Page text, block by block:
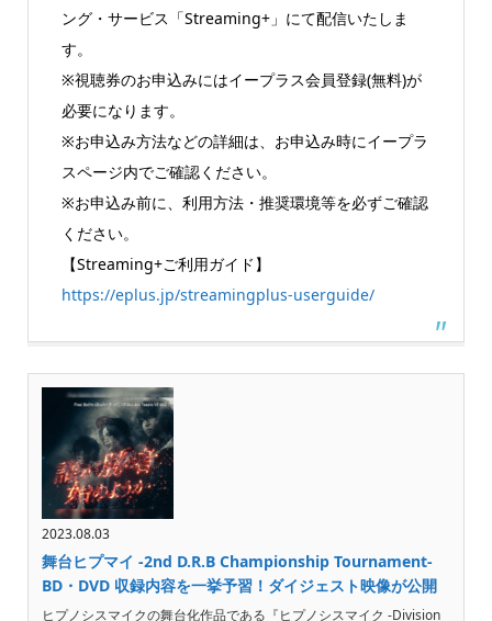
ング・サービス「Streaming+」にて配信いたしま
す。
※視聴券のお申込みにはイープラス会員登録(無料)が
必要になります。
※お申込み方法などの詳細は、お申込み時にイープラ
スページ内でご確認ください。
※お申込み前に、利用方法・推奨環境等を必ずご確認
ください。
【Streaming+ご利用ガイド】
https://eplus.jp/streamingplus-userguide/
2023.08.03
舞台ヒプマイ -2nd D.R.B Championship Tournament-
BD・DVD 収録内容を一挙予習！ダイジェスト映像が公開
ヒプノシスマイクの舞台化作品である『ヒプノシスマイク -Division